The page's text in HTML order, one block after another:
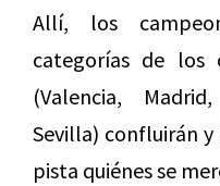
Allí, los
categorías de los
(Valencia,
Sevilla) confluirán
pista quiénes se